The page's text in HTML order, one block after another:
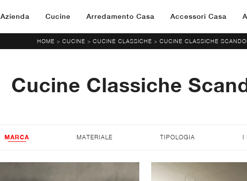
Azienda Cucine Arredamento Casa Accessori Casa
HOME > CUCINE > CUCINE CLASSICHE > CUCINE CLASSICHE
Cucine Classiche
MARCA MATERIALE TIPOLOGIA I